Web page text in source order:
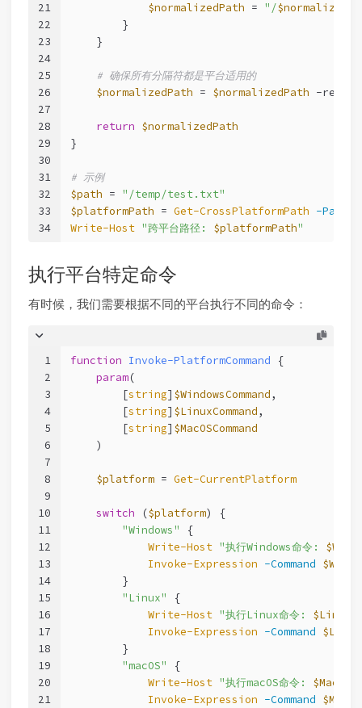
21
22
23
24
25
26
27
28
29
30
31
32
33
34
$normalizedPath = "/
        }
    }
# 确保所有分隔符都是平台适用的
$normalizedPath = $normalizedPath -
return $normalizedPath
}
# 示例
$path = "/temp/test.txt"
$platformPath = Get-CrossPlatformPath -Path
Write-Host "跨平台路径: $platformPath"
执行平台特定命令
有时候，我们需要根据不同的平台执行不同的命令：
1
2
3
4
5
6
7
8
9
10
11
12
13
14
15
16
17
18
19
20
21
function Invoke-PlatformCommand {
param(
        [
string] $WindowsCommand,
        [
string] $LinuxCommand,
        [
string] $MacOSCommand
    )
$platform = Get-CurrentPlatform
switch ($platform) {
"Windows" {
Write-Host "执行Windows命令:
Invoke-Expression -Command
        }
"Linux" {
Write-Host "执行Linux命令:
Invoke-Expression -Command
        }
"macOS" {
Write-Host "执行macOS命令:
Invoke-Expression -Command